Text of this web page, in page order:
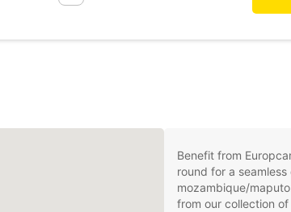
Benefit from
round for a
mozambique/
from our collection